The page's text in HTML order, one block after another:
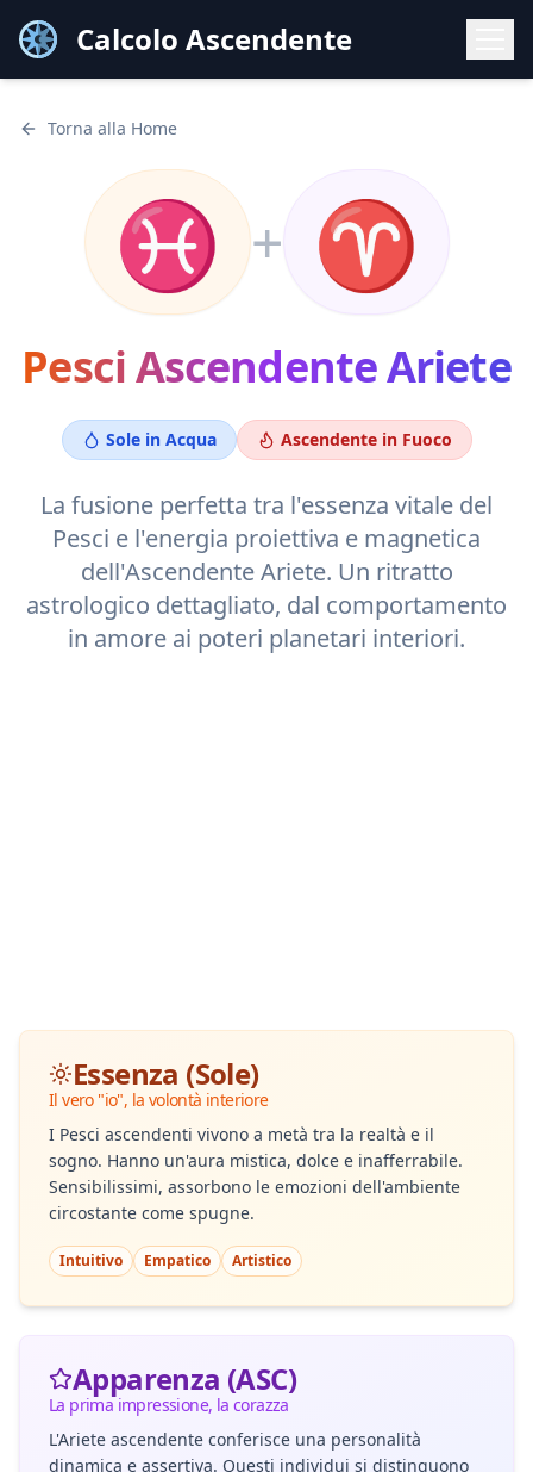
Calcolo Ascendente
Torna alla Home
♓ + ♈
PesciAscendenteAriete
Sole in Acqua Ascendente in Fuoco
La fusione perfetta tra l'essenza vitale del
Pesci e l'energia proiettiva e magnetica
dell'AscendenteAriete. Un ritratto
astrologico dettagliato, dal comportamento
in amore ai poteri planetari interiori.
Essenza (Sole)
Il vero "io", la volontà interiore
I Pesci ascendenti vivono a metà tra la realtà e il
sogno. Hanno un'aura mistica, dolce e inafferrabile.
Sensibilissimi, assorbono le emozioni dell'ambiente
circostante come spugne.
Intuitivo Empatico Artistico
Apparenza (ASC)
La prima impressione, la corazza
L'Ariete ascendente conferisce una personalità
dinamica e assertiva. Questi individui si distinguono